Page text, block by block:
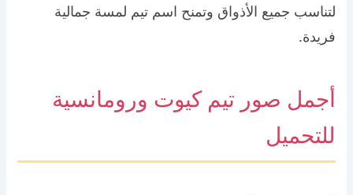
لتناسب جميع الأذواق وتمنح اسم تيم لمسة جمالية
فريدة.
أجمل صور تيم كيوت ورومانسية
للتحميل